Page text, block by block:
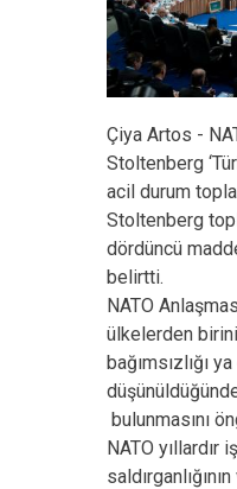
Çiya Artos -
Stoltenberg
acil durum
Stoltenberg
dördüncü
belirtti.
NATO
ülkelerden
bağımsızlığı
bulunmasını
NATO